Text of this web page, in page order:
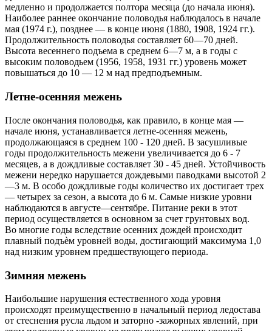
медленно и продолжается полтора месяца (до начала июня).
Наиболее раннее окончание половодья наблюдалось в начале
мая (1974 г.), позднее — в конце июня (1880, 1908, 1924 гг.).
Продолжительность половодья составляет 60—70 дней.
Высота весеннего подъема в среднем 6—7 м, а в годы с
высоким половодьем (1956, 1958, 1931 гг.) уровень может
повышаться до 10 — 12 м над предподъемным.
Летне-осенняя межень
После окончания половодья, как правило, в конце мая —
начале июня, устанавливается летне-осенняя межень,
продолжающаяся в среднем 100 - 120 дней. В засушливые
годы продолжительность межени увеличивается до 6 - 7
месяцев, а в дождливые составляет 30 - 45 дней. Устойчивость
межени нередко нарушается дождевыми паводками высотой 2
—3 м. В особо дождливые годы количество их достигает трех
— четырех за сезон, а высота до 6 м. Самые низкие уровни
наблюдаются в августе—сентябре. Питание реки в этот
период осуществляется в основном за счет грунтовых вод.
Во многие годы вследствие осенних дождей происходит
плавный подъѐм уровней воды, достигающий максимума 1,0
над низким уровнем предшествующего периода.
Зимняя межень
Наибольшие нарушения естественного хода уровня
происходят преимущественно в начальный период ледостава
от стеснения русла льдом и заторно -зажорных явлений, при